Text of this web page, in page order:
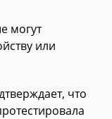
могут
или
что